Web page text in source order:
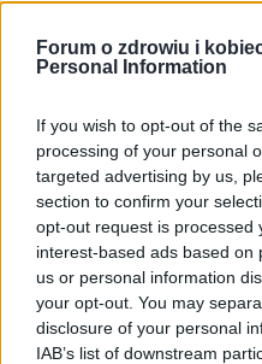
Forum o zdrowiu i
Personal Information
If you wish to opt-out of the
processing of your personal
targeted advertising by us,
section to confirm your
opt-out request is processed
interest-based ads based on
us or personal information
your opt-out. You may
disclosure of your personal
IAB’s list of downstream
gość
Forum:Moda i
Stylo czarna, damska
Widziałyście albo może
stylową, czarną bluzkę?
mogę a bardzo takiej
poison_ivy
Forum:
Moda i